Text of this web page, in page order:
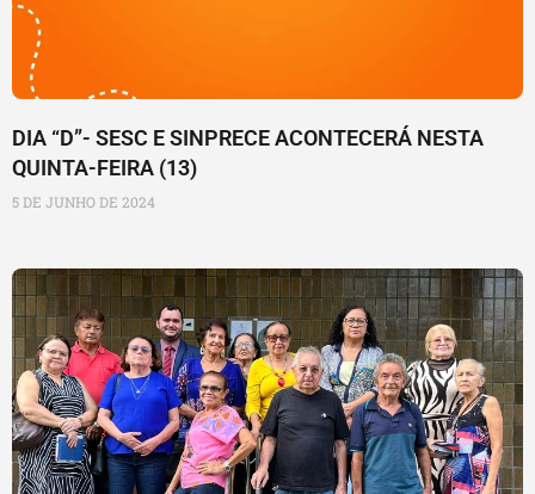
DIA “D”- SESC E SINPRECE ACONTECERÁ NESTA
QUINTA-FEIRA (13)
5 DE JUNHO DE 2024